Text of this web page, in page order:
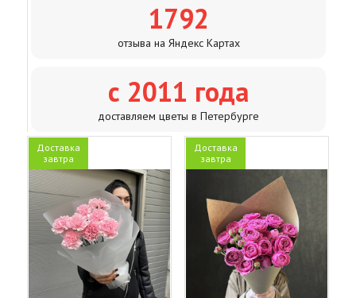
1792
отзыва на Яндекс Картах
с 2011 года
доставляем цветы в Петербурге
Доставка
завтра
Доставка
завтра